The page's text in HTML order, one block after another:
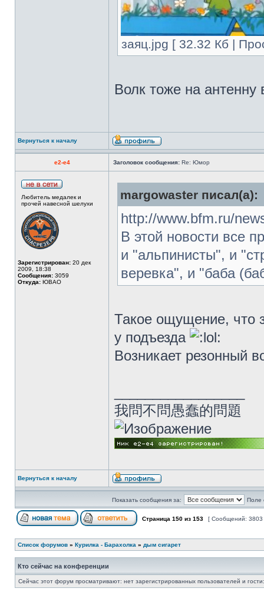
заяц.jpg [ 32.32 Кб |
Волк тоже на антенну
Вернуться к началу
e2-e4 Заголовок сообщения: Re: Юмор
Любитель медалек и
прочей навесной шелухи
Зарегистрирован: 20 дек
2009, 18:38
Сообщения: 3059
Откуда: ЮВАО
margowaster писал(а):
http://www.bfm.ru/
В этой новости все
и "альпинисты", и
веревка", и "баба
Такое ощущение, что
у подъезда
Возникает резонный
我問不問愚蠢的問題
Вернуться к началу
Показать сообщения за: Поле
Страница 150 из 153 [ Сообщений:
Список форумов » Курилка - Барахолка » дым сигарет
Кто сейчас на конференции
Сейчас этот форум просматривают: нет зарегистрированных пользователей и